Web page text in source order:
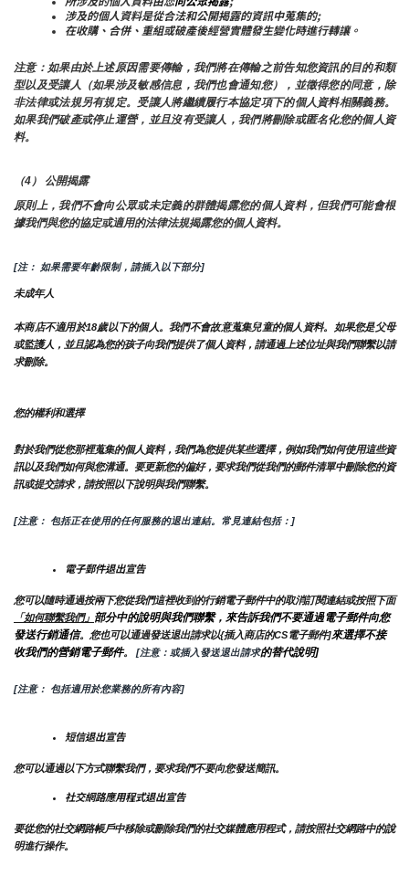
涉及的個人資料是從合法和公開揭露的資訊中蒐集的;
在收購、合併、重組或破產後經營實體發生變化時進行轉讓。
注意：如果由於上述原因需要傳輸，我們將在傳輸之前告知您資訊的目的和類
型以及受讓人（如果涉及敏感信息，我們也會通知您），並徵得您的同意，除
非法律或法規另有規定。受讓人將繼續履行本協定項下的個人資料相關義務。
如果我們破產或停止運營，並且沒有受讓人，我們將刪除或匿名化您的個人資
料。
（4） 公開揭露
原則上，我們不會向公眾或未定義的群體揭露您的個人資料，但我們可能會根
據我們與您的協定或適用的法律法規揭露您的個人資料。
[注： 如果需要年齡限制，請插入以下部分]
未成年人
本商店不適用於18歲以下的個人。我們不會故意蒐集兒童的個人資料。如果您是父母
或監護人，並且認為您的孩子向我們提供了個人資料，請通過上述位址與我們聯繫以請
求刪除。
您的權利和選擇
對於我們從您那裡蒐集的個人資料，我們為您提供某些選擇，例如我們如何使用這些資
訊以及我們如何與您溝通。要更新您的偏好，要求我們從我們的郵件清單中刪除您的資
訊或提交請求，請按照以下說明與我們聯繫。
[注意： 包括正在使用的任何服務的退出連結。常見連結包括：]
電子郵件退出宣告
您可以隨時通過按兩下您從我們這裡收到的行銷電子郵件中的取消訂閱連結或按照下面
「如何聯繫我們」 部分中的說明與我們聯繫，來告訴我們不要通過電子郵件向您
發送行銷通信。您也可以通過發送退出請求以{插入商店的CS電子郵件]來選擇不接
收我們的營銷電子郵件。 [注意：或插入發送退出請求的替代說明]
[注意： 包括適用於您業務的所有內容]
短信退出宣告
您可以通過以下方式聯繫我們，要求我們不要向您發送簡訊。
社交網路應用程式退出宣告
要從您的社交網路帳戶中移除或刪除我們的社交媒體應用程式，請按照社交網路中的說
明進行操作。